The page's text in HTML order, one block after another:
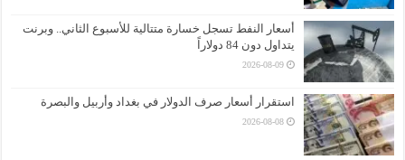
أسعار النفط تسجل خسارة متتالية للأسبوع الثاني.. وبرنت
يتداول دون 84 دولاراً
2026-08-09
استقرار أسعار صرف الدولار في بغداد وأربيل والبصرة
2026-08-08